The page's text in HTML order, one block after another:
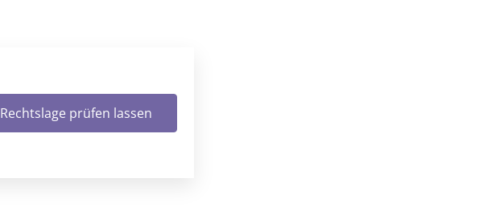
Rechtslage prüfen lassen